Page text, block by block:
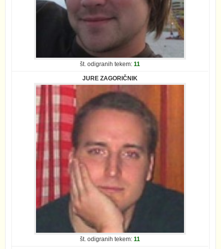
št. odigranih tekem: 11
JURE ZAGORIČNIK
št. odigranih tekem: 11